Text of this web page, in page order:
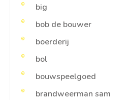
big
bob de bouwer
boerderij
bol
bouwspeelgoed
brandweerman sam